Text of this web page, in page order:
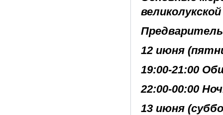
12 июня
19:00-21:00
22:00-00:00
13 июня